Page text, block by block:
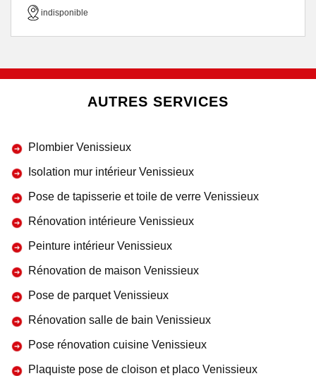
indisponible
AUTRES SERVICES
Plombier Venissieux
Isolation mur intérieur Venissieux
Pose de tapisserie et toile de verre Venissieux
Rénovation intérieure Venissieux
Peinture intérieur Venissieux
Rénovation de maison Venissieux
Pose de parquet Venissieux
Rénovation salle de bain Venissieux
Pose rénovation cuisine Venissieux
Plaquiste pose de cloison et placo Venissieux